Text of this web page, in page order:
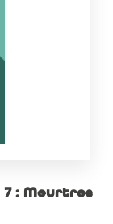
7 : Meurtres